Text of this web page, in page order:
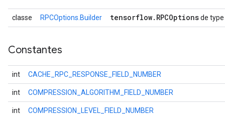
classe RPCOptions.Builder tensorflow. RPCOptionsde
Constantes
int CACHE_RPC_RESPONSE_FIELD_NUMBER
int COMPRESSION_ALGORITHM_FIELD_NUMBER
int COMPRESSION_LEVEL_FIELD_NUMBER